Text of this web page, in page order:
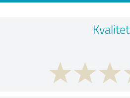
Kvalitet